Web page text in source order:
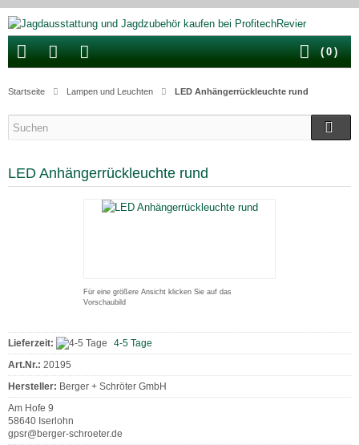
( 0 )
Startseite Lampen und Leuchten LED Anhängerrückleuchte rund
LED Anhängerrückleuchte rund
Für eine größere Ansicht klicken Sie auf das
Vorschaubild
Lieferzeit:
4-5 Tage
Art.Nr.: 20195
Hersteller: Berger + Schröter GmbH
Am Hofe 9
58640 Iserlohn
gpsr@berger-schroeter.de